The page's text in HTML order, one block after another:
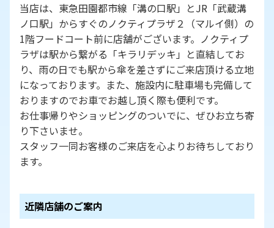
当店は、東急田園都市線「溝の口駅」とJR「武蔵溝
ノ口駅」からすぐのノクティプラザ２（マルイ側）の
1階フードコート前に店舗がございます。ノクティプ
ラザは駅から繋がる「キラリデッキ」と直結してお
り、雨の日でも駅から傘を差さずにご来店頂ける立地
になっております。また、施設内に駐車場も完備して
おりますのでお車でお越し頂く際も便利です。
お仕事帰りやショッピングのついでに、ぜひお立ち寄
り下さいませ。
スタッフ一同お客様のご来店を心よりお待ちしており
ます。
近隣店舗のご案内